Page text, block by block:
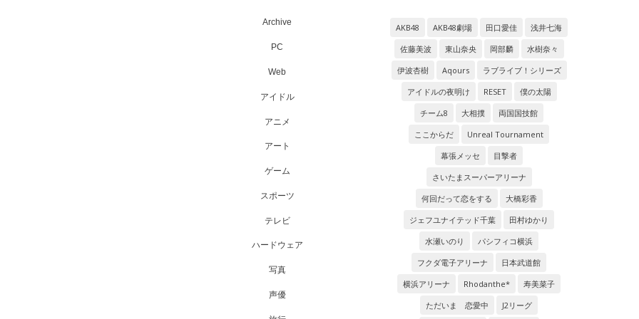
Archive
PC
Web
アイドル
アニメ
アート
ゲーム
スポーツ
テレビ
ハードウェア
写真
声優
AKB48 AKB48劇場 田口愛佳
浅井七海
佐藤美波
東山奈央 岡部麟
水樹奈々
伊波杏樹
Aqours
ラブライブ！シリーズ
アイドルの夜明け
RESET
僕の太陽
チーム8
大相撲
両国国技館
ここからだ
Unreal Tournament
幕張メッセ
目撃者
さいたまスーパーアリーナ
何回だって恋をする
大橋彩香
ジェフユナイテッド千葉
田村ゆかり
水瀬いのり
パシフィコ横浜
フクダ電子アリーナ
日本武道館
横浜アリーナ
Rhodanthe*
寿美菜子
ただいま 恋愛中
J2リーグ